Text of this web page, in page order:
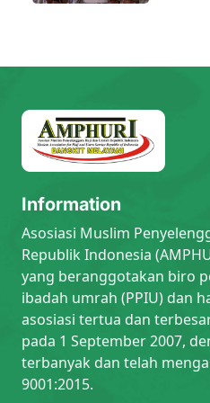
Information
Asosiasi Muslim
Republik Indonesia
yang beranggotakan biro
ibadah umrah (PPIU) dan
asosiasi tertua dan
pada 1 September 2007,
terbanyak dan telah
9001:2015.